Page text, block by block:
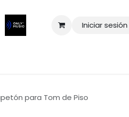
Iniciar sesión
para Tom de Piso